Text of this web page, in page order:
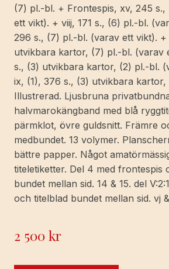
(7) pl.-bl. + Frontespis, xv, 245
ett vikt). + viij, 171 s., (6) pl.-bl.
296 s., (7) pl.-bl. (varav ett vikt). +
utvikbara kartor, (7) pl.-bl. (varav
s., (3) utvikbara kartor, (2) pl.-bl.
ix, (1), 376 s., (3) utvikbara
Illustrerad. Ljusbruna
halvmarokängband med blå
pärmklot, övre guldsnitt. Främre
medbundet. 13 volymer.
bättre papper. Något
titeletiketter. Del 4 med frontespis
bundet mellan sid. 14 & 15. del
och titelblad bundet mellan sid. vj
2 500kr